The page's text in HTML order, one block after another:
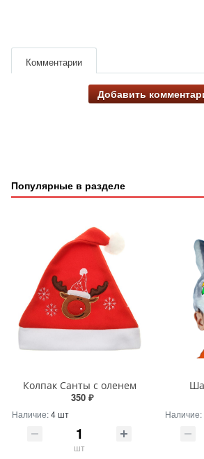
Комментарии
Добавить
Популярные в разделе
Колпак Санты с оленем
350 ₽
Наличие:4 шт
шт
Наличие: